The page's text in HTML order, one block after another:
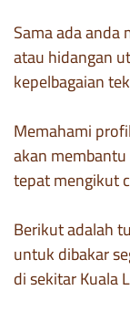
Sama ada anda
atau hidangan
kepelbagaian
Memahami
akan
tepat mengikut
Berikut adalah
untuk dibakar
di sekitar Kuala